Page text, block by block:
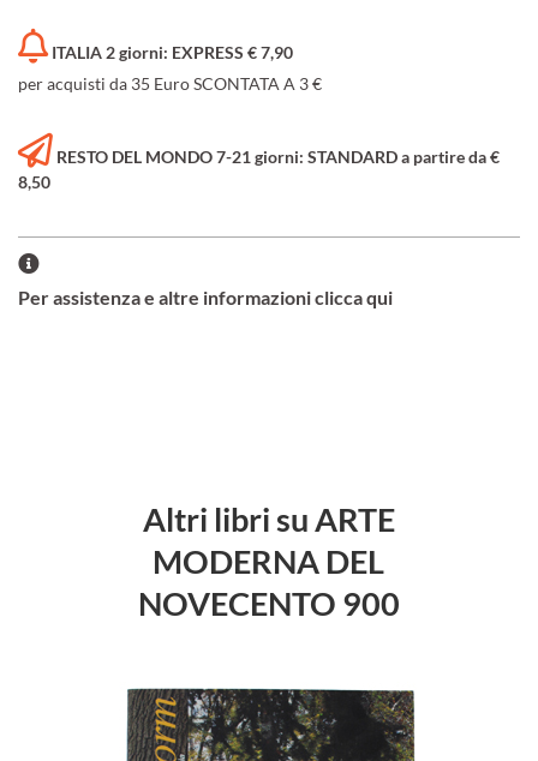
ITALIA 2 giorni: EXPRESS € 7,90
per acquisti da 35 Euro SCONTATA A 3 €
RESTO DEL MONDO 7-21 giorni: STANDARD a partire da €
8,50
Per assistenza e altre informazioni clicca qui
Altri libri su ARTE
MODERNA DEL
NOVECENTO 900